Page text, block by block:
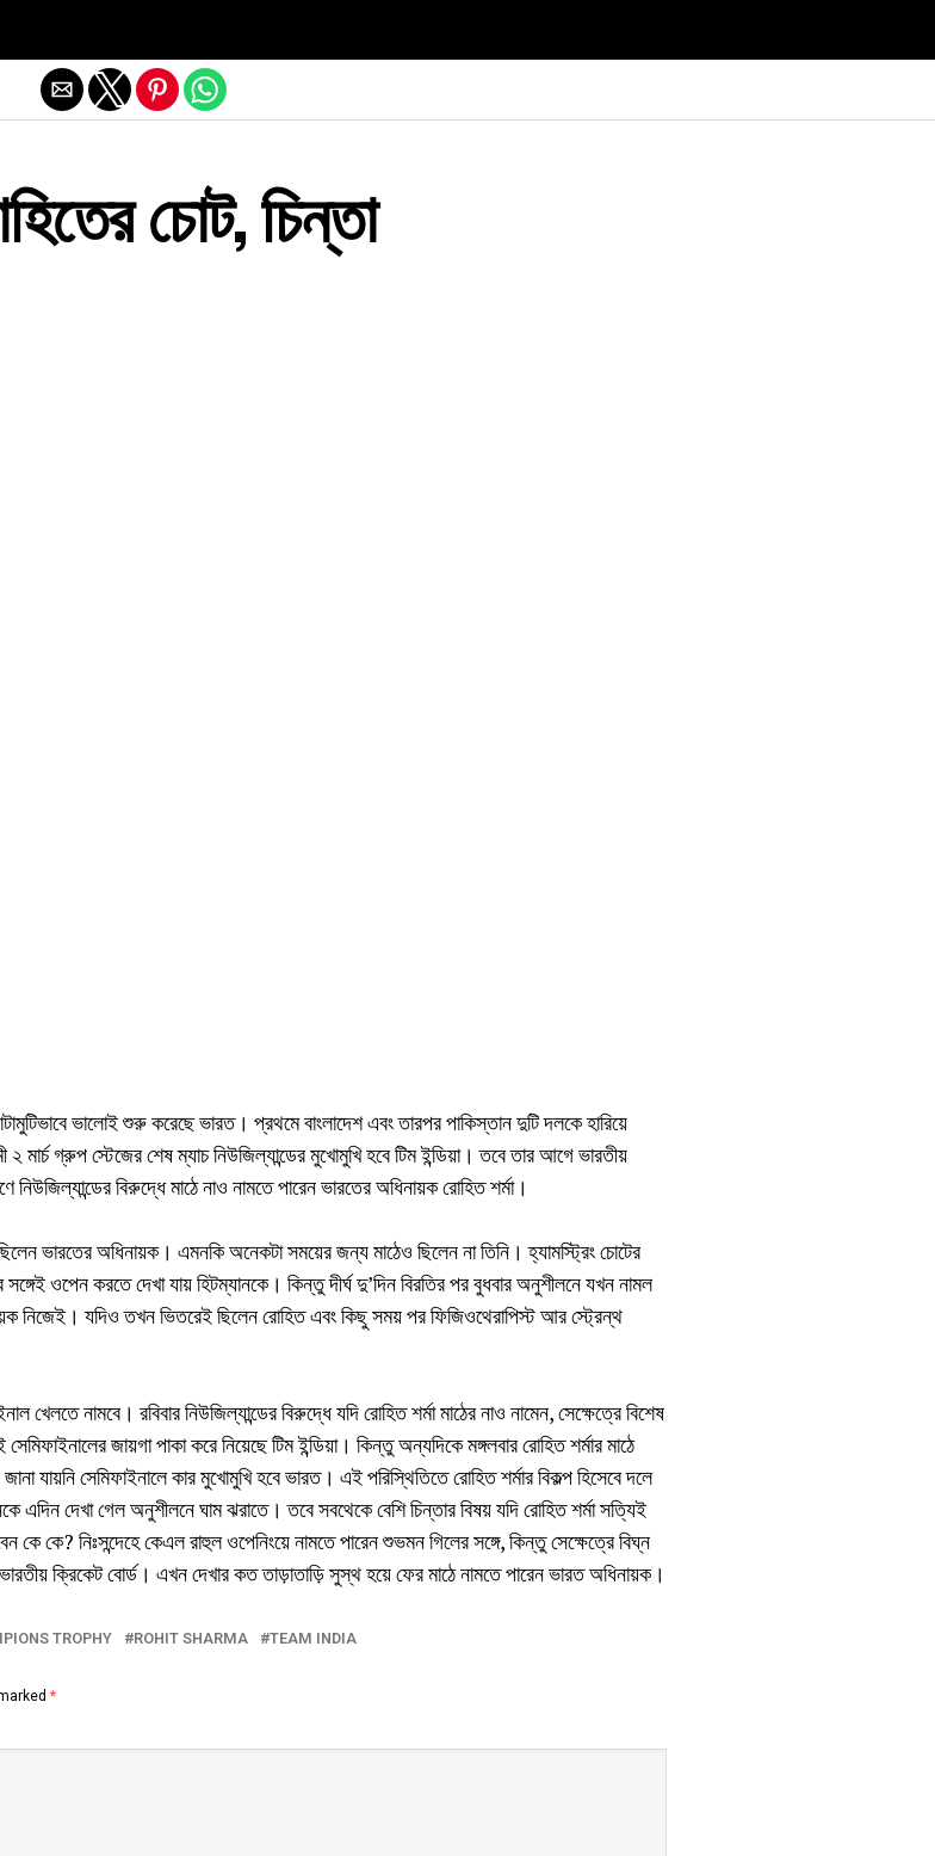
চোট, চিন্তা
ভালোই শুরু করেছে ভারত। প্রথমে বাংলাদেশ এবং তারপর পাকিস্তান দুটি দলকে হারিয়ে
২ মার্চ গ্রুপ স্টেজের শেষ ম্যাচ নিউজিল্যান্ডের মুখোমুখি হবে টিম ইন্ডিয়া। তবে তার আগে ভারতীয়
বিরুদ্ধে মাঠে নাও নামতে পারেন ভারতের অধিনায়ক রোহিত শর্মা।
ভারতের অধিনায়ক। এমনকি অনেকটা সময়ের জন্য মাঠেও ছিলেন না তিনি। হ্যামস্ট্রিং চোটের
ওপেন করতে দেখা যায় হিটম্যানকে। কিন্তু দীর্ঘ দু’দিন বিরতির পর বুধবার অনুশীলনে যখন নামল
নিজেই। যদিও তখন ভিতরেই ছিলেন রোহিত এবং কিছু সময় পর ফিজিওথেরাপিস্ট আর স্ট্রেন্থ
খেলতে নামবে। রবিবার নিউজিল্যান্ডের বিরুদ্ধে যদি রোহিত শর্মা মাঠের নাও নামেন, সেক্ষেত্রে বিশেষ
জায়গা পাকা করে নিয়েছে টিম ইন্ডিয়া। কিন্তু অন্যদিকে মঙ্গলবার রোহিত শর্মার মাঠে
সেমিফাইনালে কার মুখোমুখি হবে ভারত। এই পরিস্থিতিতে রোহিত শর্মার বিকল্প হিসেবে দলে
দেখা গেল অনুশীলনে ঘাম ঝরাতে। তবে সবথেকে বেশি চিন্তার বিষয় যদি রোহিত শর্মা সত্যিই
কে কে? নিঃসন্দেহে কেএল রাহুল ওপেনিংয়ে নামতে পারেন শুভমন গিলের সঙ্গে, কিন্তু সেক্ষেত্রে বিঘ্ন
ক্রিকেট বোর্ড। এখন দেখার কত তাড়াতাড়ি সুস্থ হয়ে ফের মাঠে নামতে পারেন ভারত অধিনায়ক।
TROPHY ROHIT SHARMA TEAM INDIA
*